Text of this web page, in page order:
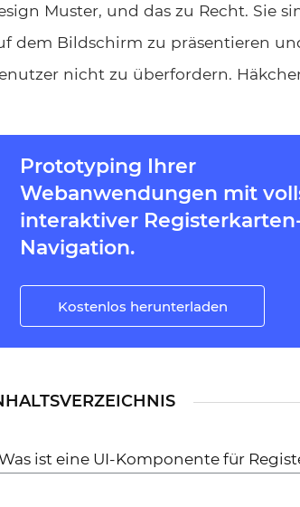
Muster, und das zu Recht. Sie
dem Bildschirm zu präsentieren
nicht zu überfordern.
Prototyping Ihrer
Webanwendungen mit
interaktiver
Navigation.
Kostenlos herunterladen
ist eine UI-Komponente für